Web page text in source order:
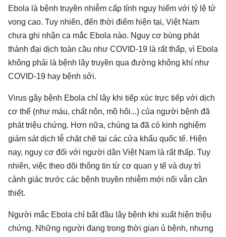
Ebola là bệnh truyền nhiễm cấp tính nguy hiểm với tỷ lệ tử
vong cao. Tuy nhiên, đến thời điểm hiện tại, Việt Nam
chưa ghi nhận ca mắc Ebola nào. Nguy cơ bùng phát
thành đại dịch toàn cầu như COVID-19 là rất thấp, vì Ebola
không phải là bệnh lây truyền qua đường không khí như
COVID-19 hay bệnh sởi.
Virus gây bệnh Ebola chỉ lây khi tiếp xúc trực tiếp với dịch
cơ thể (như máu, chất nôn, mồ hôi...) của người bệnh đã
phát triệu chứng. Hơn nữa, chúng ta đã có kinh nghiệm
giám sát dịch tễ chặt chẽ tại các cửa khẩu quốc tế. Hiện
nay, nguy cơ đối với người dân Việt Nam là rất thấp. Tuy
nhiên, việc theo dõi thông tin từ cơ quan y tế và duy trì
cảnh giác trước các bệnh truyền nhiễm mới nổi vẫn cần
thiết.
Người mắc Ebola chỉ bắt đầu lây bệnh khi xuất hiện triệu
chứng. Những người đang trong thời gian ủ bệnh, nhưng